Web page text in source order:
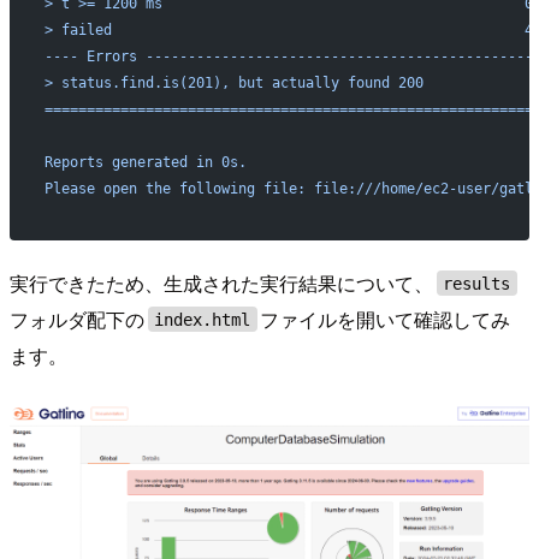
> t >= 1200 ms                                           0 (
> failed                                                 4 (
---- Errors
> status.find.is(201), but actually found 200
Reports generated in 0s.
Please open the following file: file:///home/ec2-user/
実行できたため、生成された実行結果について、 results
フォルダ配下の index.html
ファイルを開いて確認してみ
ます。